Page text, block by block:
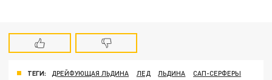
ТЕГИ: ДРЕЙФУЮЩАЯ ЛЬДИНА ЛЕД ЛЬДИНА
САП-СЕРФЕРЫ